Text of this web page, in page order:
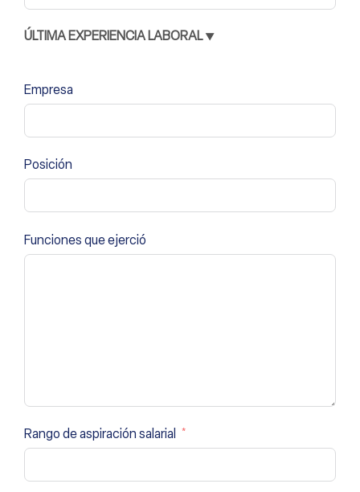
ÚLTIMA EXPERIENCIA LABORAL ▼
Empresa
Posición
Funciones que ejerció
Rango de aspiración salarial